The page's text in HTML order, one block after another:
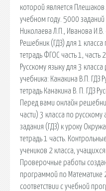
которой является Плешаков
учебном году. 5000 заданий
Николаева Л.П., Иванова
Решебник (ГДЗ) для 1
тетрадь ФГОС часть 1,
Русскому языку для 3
учебника: Канакина В.П. ГДЗ
тетрадь Канакина В. П. ГДЗ
Перед вами онлайн
части) 3 класса по
задания (ГДЗ) к уроку
тетрадь 1 часть.
учеников 2 класса,
Проверочные работы
программой по Математике
соответствии с учебной